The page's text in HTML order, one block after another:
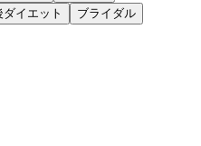
ダイエット ブライダル